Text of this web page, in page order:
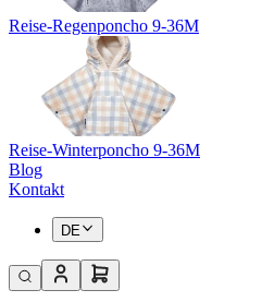
Reise-Regenponcho 9-36M
Reise-Winterponcho 9-36M
Blog
Kontakt
DE